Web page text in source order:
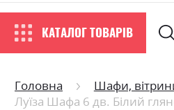
КАТАЛОГ ТОВАРІВ
Головна Шафи,
Луїза Шафа 6 дв. Білий